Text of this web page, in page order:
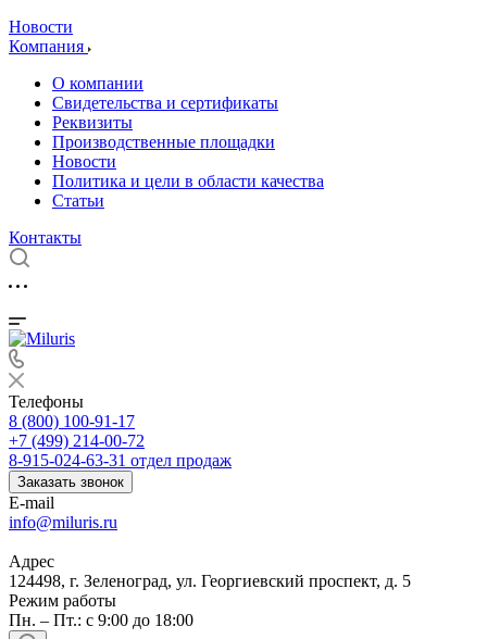
Новости
Компания
О компании
Свидетельства и сертификаты
Реквизиты
Производственные площадки
Новости
Политика и цели в области качества
Статьи
Контакты
Телефоны
8 (800) 100-91-17
+7 (499) 214-00-72
8-915-024-63-31 отдел продаж
Заказать звонок
E-mail
info@miluris.ru
Адрес
124498, г. Зеленоград, ул. Георгиевский проспект, д. 5
Режим работы
Пн. – Пт.: с 9:00 до 18:00